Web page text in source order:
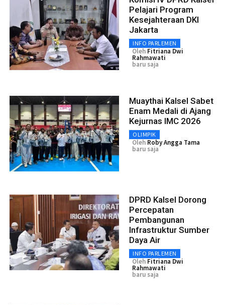
Pelajari Program
Kesejahteraan DKI
Jakarta
INFO PARLEMEN
Oleh Fitriana Dwi
Rahmawati
baru saja
Muaythai Kalsel Sabet
Enam Medali di Ajang
Kejurnas IMC 2026
OLIMPIK
Oleh Roby Angga Tama
baru saja
DPRD Kalsel Dorong
Percepatan
Pembangunan
Infrastruktur Sumber
Daya Air
INFO PARLEMEN
Oleh Fitriana Dwi
Rahmawati
baru saja